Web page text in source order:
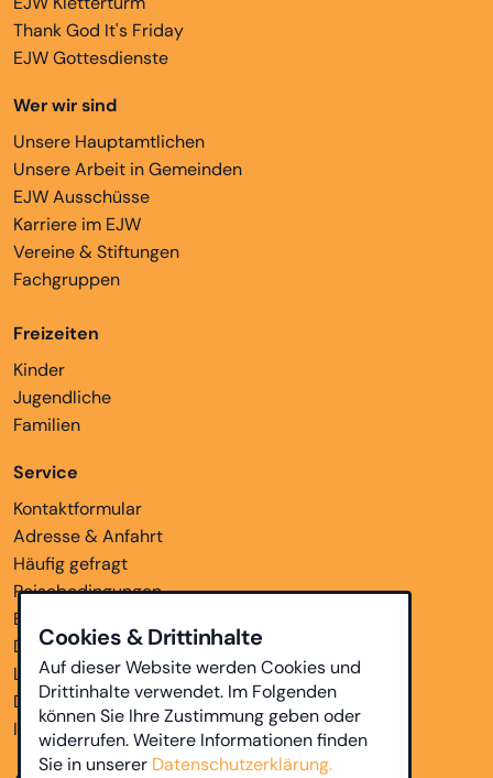
Thank God It's Friday
EJW Gottesdienste
Wer wir sind
Unsere Hauptamtlichen
Unsere Arbeit in Gemeinden
EJW Ausschüsse
Karriere im EJW
Vereine & Stiftungen
Fachgruppen
Freizeiten
Kinder
Jugendliche
Familien
Service
Kontaktformular
Adresse & Anfahrt
Häufig gefragt
Reisebedingungen
Bankverbindungen
Downloads
Links
Datenschutz
Impressum
Cookies & Drittinhalte
Auf dieser Website werden Cookies und
Drittinhalte verwendet. Im Folgenden
können Sie Ihre Zustimmung geben oder
widerrufen. Weitere Informationen finden
Sie in unserer Datenschutzerklärung.